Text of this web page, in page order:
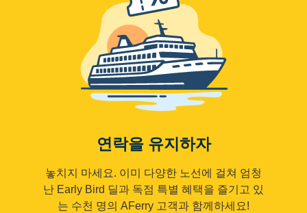
연락을 유지하자
놓치지 마세요. 이미 다양한 노선에 걸쳐 엄청
난 Early Bird 딜과 독점 특별 혜택을 즐기고 있
는 수천 명의 AFerry 고객과 함께하세요!